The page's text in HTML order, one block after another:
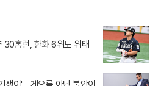
30홈런, 한화 6위도 위태